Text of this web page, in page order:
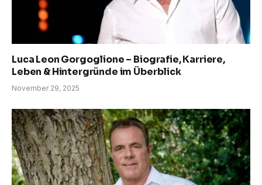
Luca Leon Gorgoglione – Biografie, Karriere,
Leben & Hintergründe im Überblick
November 29, 2025